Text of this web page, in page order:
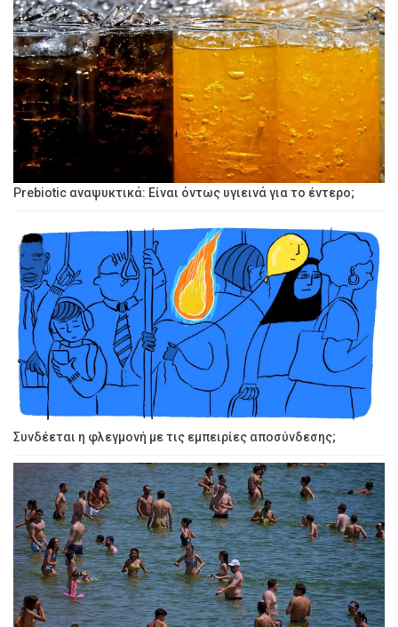
Prebiotic αναψυκτικά: Είναι όντως υγιεινά για το έντερο;
Συνδέεται η φλεγμονή με τις εμπειρίες αποσύνδεσης;